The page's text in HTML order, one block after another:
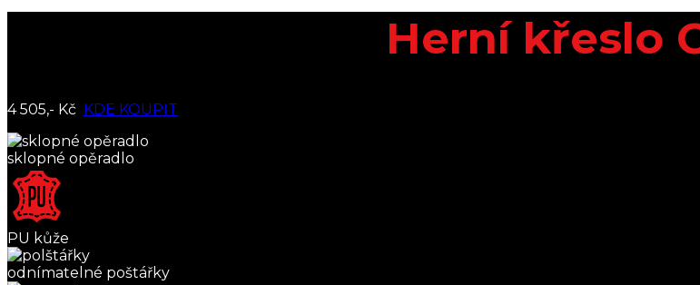
Herní křeslo
4 505,- Kč KDE KOUPIT
sklopné opěradlo
PU kůže
odnímatelné poštářky